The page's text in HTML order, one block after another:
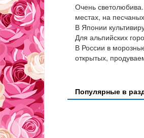
Очень
местах, на
В Японии
Для альпийских
В России в
открытых,
Популярные в